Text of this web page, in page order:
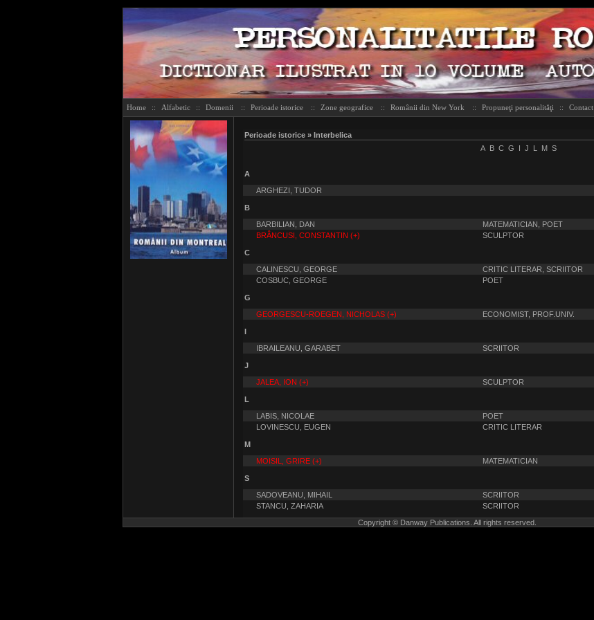
Home :: Alfabetic :: Domenii :: Perioade istorice :: Zone geografice :: Românii din New York :: Propuneţi personalităţi :: Contact
Perioade istorice » Interbelica
A B C G I J L M S
A
ARGHEZI, TUDOR
B
BARBILIAN, DAN
MATEMATICIAN, POET
BRÂNCUSI, CONSTANTIN (+)
SCULPTOR
C
CALINESCU, GEORGE
CRITIC LITERAR, SCRIITOR
COSBUC, GEORGE
POET
G
GEORGESCU-ROEGEN, NICHOLAS (+)
ECONOMIST, PROF.UNIV.
I
IBRAILEANU, GARABET
SCRIITOR
J
JALEA, ION (+)
SCULPTOR
L
LABIS, NICOLAE
POET
LOVINESCU, EUGEN
CRITIC LITERAR
M
MOISIL, GRIRE (+)
MATEMATICIAN
S
SADOVEANU, MIHAIL
SCRIITOR
STANCU, ZAHARIA
SCRIITOR
Copyright © Danway Publications. All rights reserved.